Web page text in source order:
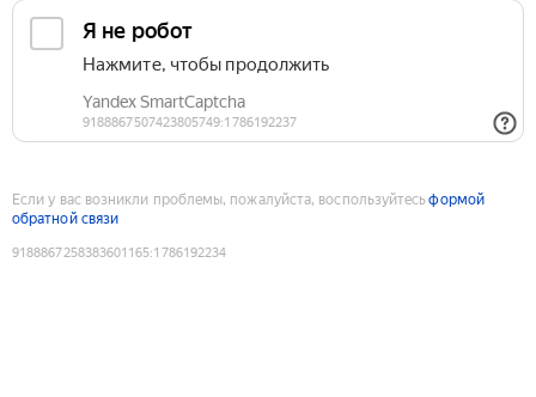
Если у вас возникли проблемы, пожалуйста, воспользуйтесьформой
обратной связи
9188867258383601165:1786192234